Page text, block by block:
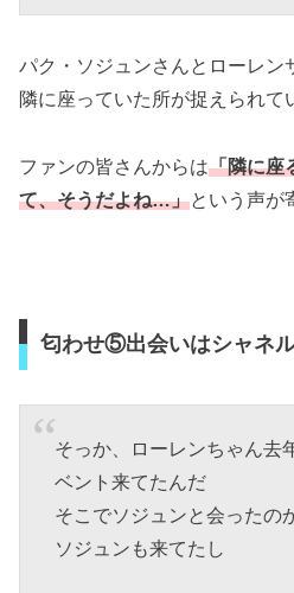
パク・ソジュンさんとローレン
隣に座っていた所が捉えられて
ファンの皆さんからは「隣に座
て、そうだよね…」という声が
匂わせ⑤出会いはシャネ
そっか、ローレンちゃん去
ベント来てたんだ
そこでソジュンと会ったの
ソジュンも来てたし